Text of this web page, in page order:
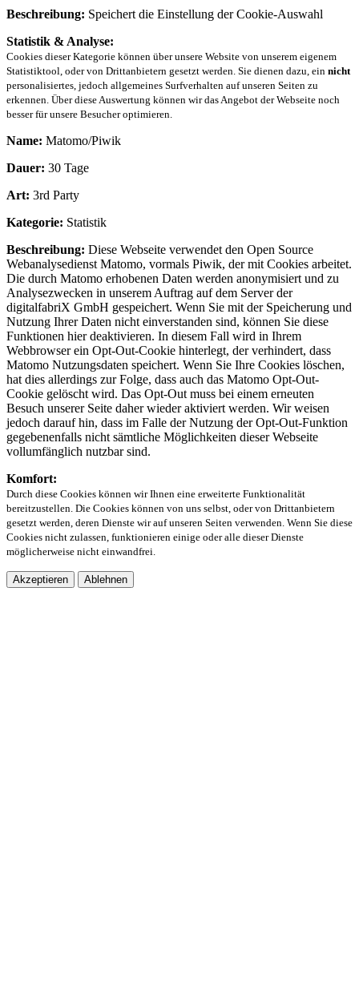
Beschreibung: Speichert die Einstellung der Cookie-Auswahl
Statistik & Analyse:
Cookies dieser Kategorie können über unsere Website von unserem eigenem
Statistiktool, oder von Drittanbietern gesetzt werden. Sie dienen dazu, ein nicht
personalisiertes, jedoch allgemeines Surfverhalten auf unseren Seiten zu
erkennen. Über diese Auswertung können wir das Angebot der Webseite noch
besser für unsere Besucher optimieren.
Name: Matomo/Piwik
Dauer: 30 Tage
Art: 3rd Party
Kategorie: Statistik
Beschreibung: Diese Webseite verwendet den Open Source
Webanalysedienst Matomo, vormals Piwik, der mit Cookies arbeitet.
Die durch Matomo erhobenen Daten werden anonymisiert und zu
Analysezwecken in unserem Auftrag auf dem Server der
digitalfabriX GmbH gespeichert. Wenn Sie mit der Speicherung und
Nutzung Ihrer Daten nicht einverstanden sind, können Sie diese
Funktionen hier deaktivieren. In diesem Fall wird in Ihrem
Webbrowser ein Opt-Out-Cookie hinterlegt, der verhindert, dass
Matomo Nutzungsdaten speichert. Wenn Sie Ihre Cookies löschen,
hat dies allerdings zur Folge, dass auch das Matomo Opt-Out-
Cookie gelöscht wird. Das Opt-Out muss bei einem erneuten
Besuch unserer Seite daher wieder aktiviert werden. Wir weisen
jedoch darauf hin, dass im Falle der Nutzung der Opt-Out-Funktion
gegebenenfalls nicht sämtliche Möglichkeiten dieser Webseite
vollumfänglich nutzbar sind.
Komfort:
Durch diese Cookies können wir Ihnen eine erweiterte Funktionalität
bereitzustellen. Die Cookies können von uns selbst, oder von Drittanbietern
gesetzt werden, deren Dienste wir auf unseren Seiten verwenden. Wenn Sie diese
Cookies nicht zulassen, funktionieren einige oder alle dieser Dienste
möglicherweise nicht einwandfrei.
Akzeptieren Ablehnen